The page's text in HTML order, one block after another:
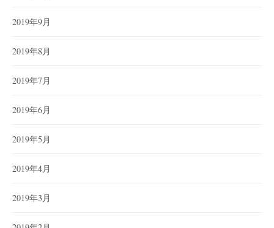
2019年9月
2019年8月
2019年7月
2019年6月
2019年5月
2019年4月
2019年3月